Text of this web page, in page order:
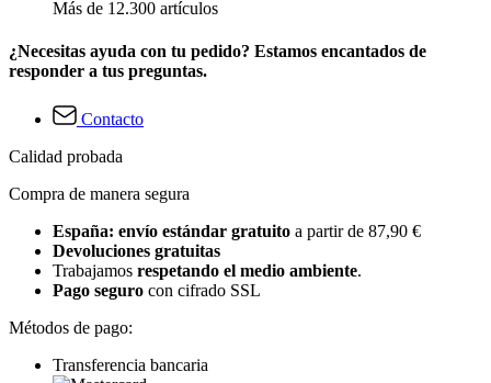
Más de 12.300 artículos
¿Necesitas ayuda con tu pedido? Estamos encantados de
responder a tus preguntas.
Contacto
Calidad probada
Compra de manera segura
España: envío estándar gratuito a partir de 87,90 €
Devoluciones gratuitas
Trabajamos respetando el medio ambiente.
Pago seguro con cifrado SSL
Métodos de pago:
Transferencia bancaria